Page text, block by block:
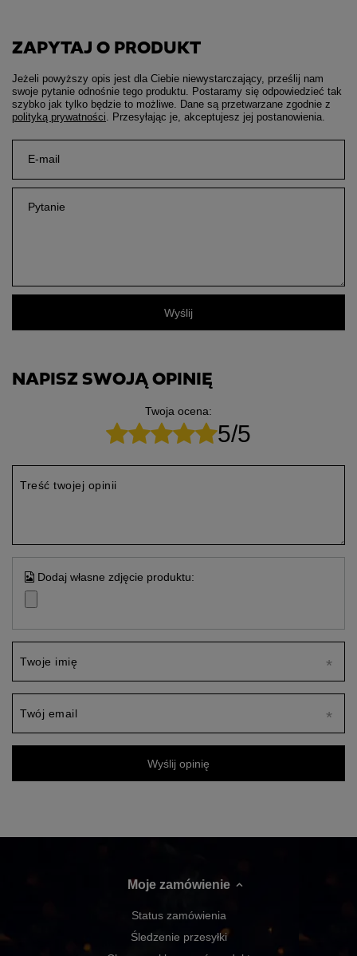
ZAPYTAJ O PRODUKT
Jeżeli powyższy opis jest dla Ciebie niewystarczający, prześlij nam
swoje pytanie odnośnie tego produktu. Postaramy się odpowiedzieć tak
szybko jak tylko będzie to możliwe. Dane są przetwarzane zgodnie z
polityką prywatności. Przesyłając je, akceptujesz jej postanowienia.
E-mail
Pytanie
Wyślij
NAPISZ SWOJĄ OPINIĘ
Twoja ocena:
5/5
Treść twojej opinii
Dodaj własne zdjęcie produktu:
Twoje imię
Twój email
Wyślij opinię
Moje zamówienie
Status zamówienia
Śledzenie przesyłki